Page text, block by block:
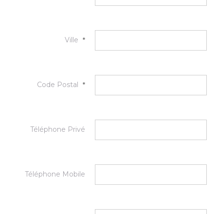
Ville *
Code Postal *
Téléphone Privé
Téléphone Mobile